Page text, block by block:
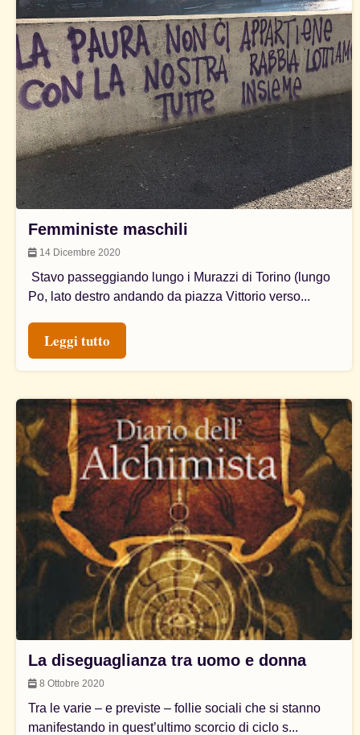
Femministe maschili
14 Dicembre 2020
Stavo passeggiando lungo i Murazzi di Torino (lungo
Po, lato destro andando da piazza Vittorio verso...
Leggi tutto
La diseguaglianza tra uomo e donna
8 Ottobre 2020
Tra le varie – e previste – follie sociali che si stanno
manifestando in quest’ultimo scorcio di ciclo s...